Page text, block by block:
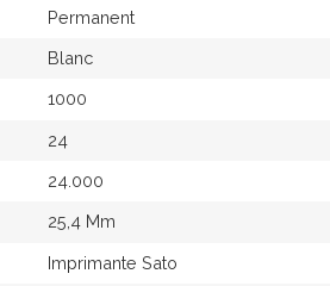
Permanent
Blanc
1000
24
24.000
25,4 Mm
Imprimante Sato